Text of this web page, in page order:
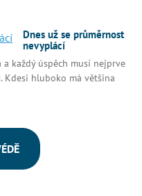
Dnes už se průměrnost
nevyplácí
každý úspěch musí nejprve
hluboko má většina